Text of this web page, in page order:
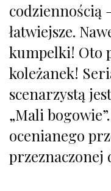
codziennością
łatwiejsze.
kumpelki! Oto
koleżanek!
scenarzystą
„Mali
ocenianego
przeznaczonej